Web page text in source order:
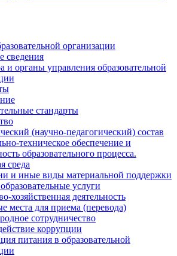
организации
сведения
и органы управления образовательной
стандарты
(научно-педагогический) состав
техническое обеспечение и
образовательного процесса.
среда
и иные виды материальной поддержки
услуги
хозяйственная деятельность
места для приема (перевода)
сотрудничество
коррупции
питания в образовательной